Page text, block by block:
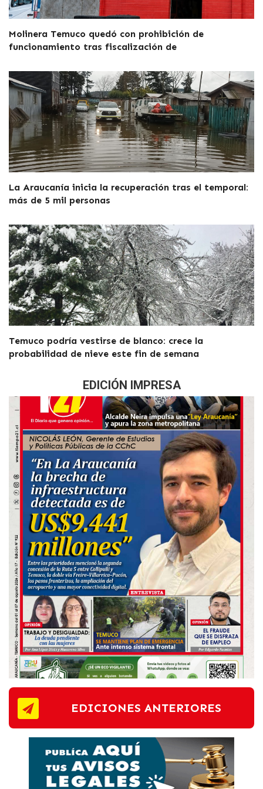
Molinera Temuco quedó con prohibición de
funcionamiento tras fiscalización de
La Araucanía inicia la recuperación tras el temporal:
más de 5 mil personas
Temuco podría vestirse de blanco: crece la
probabilidad de nieve este fin de semana
EDICIÓN IMPRESA
EDICIONES ANTERIORES